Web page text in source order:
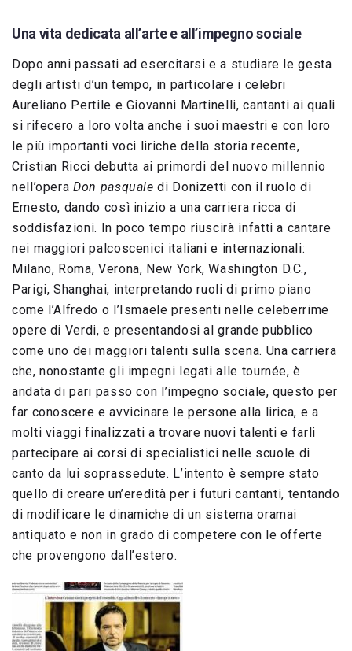
Una vita dedicata all’arte e all’impegno sociale
Dopo anni passati ad esercitarsi e a studiare le gesta
degli artisti d’un tempo, in particolare i celebri
Aureliano Pertile e Giovanni Martinelli, cantanti ai quali
si rifecero a loro volta anche i suoi maestri e con loro
le più importanti voci liriche della storia recente,
Cristian Ricci debutta ai primordi del nuovo millennio
nell’operaDon pasquale di Donizetti con il ruolo di
Ernesto, dando così inizio a una carriera ricca di
soddisfazioni. In poco tempo riuscirà infatti a cantare
nei maggiori palcoscenici italiani e internazionali:
Milano, Roma, Verona, New York, Washington D.C.,
Parigi, Shanghai, interpretando ruoli di primo piano
come l’Alfredo o l’Ismaele presenti nelle celeberrime
opere di Verdi, e presentandosi al grande pubblico
come uno dei maggiori talenti sulla scena. Una carriera
che, nonostante gli impegni legati alle tournée, è
andata di pari passo con l’impegno sociale, questo per
far conoscere e avvicinare le persone alla lirica, e a
molti viaggi finalizzati a trovare nuovi talenti e farli
partecipare ai corsi di specialistici nelle scuole di
canto da lui soprassedute. L’intento è sempre stato
quello di creare un’eredità per i futuri cantanti, tentando
di modificare le dinamiche di un sistema oramai
antiquato e non in grado di competere con le offerte
che provengono dall’estero.